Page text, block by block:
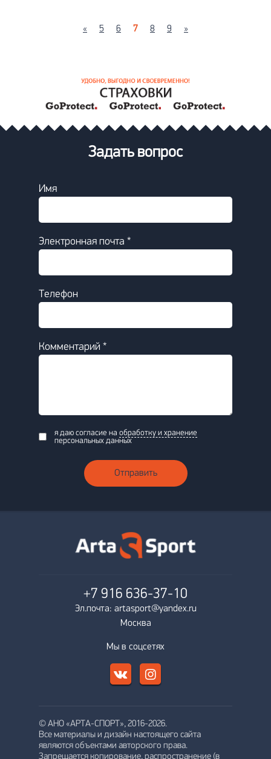
« 5 6 7 8 9 »
Задать вопрос
Имя
Электронная почта *
Телефон
Комментарий *
я даю согласие на обработку и хранение
персональных данных
Отправить
+7 916 636-37-10
Эл.почта: artasport@yandex.ru
Москва
Мы в соцсетях
© АНО «АРТА-СПОРТ», 2016-2026.
Все материалы и дизайн настоящего сайта
являются объектами авторского права.
Запрещается копирование, распространение (в